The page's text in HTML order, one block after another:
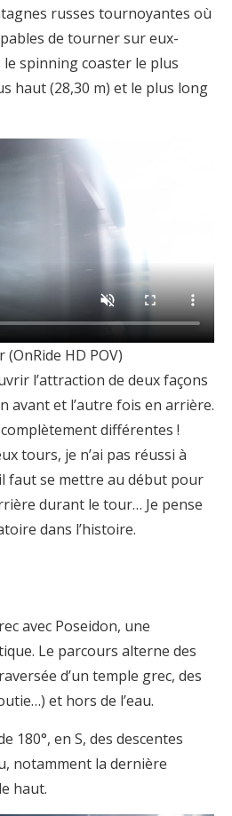
russes tournoyantes où
de tourner sur eux-
le spinning coaster le plus
haut (28,30 m) et le plus long
HD POV)
l’attraction de deux façons
avant et l’autre fois en arrière.
différentes !
tours, je n’ai pas réussi à
faut se mettre au début pour
durant le tour… Je pense
dans l’histoire.
avec Poseidon, une
Le parcours alterne des
d’un temple grec, des
et hors de l’eau.
180°, en S, des descentes
notamment la dernière
haut.